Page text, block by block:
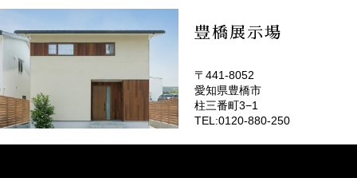
豊橋展示場
〒441-8052
愛知県豊橋市
柱三番町3−1
TEL:0120-880-250